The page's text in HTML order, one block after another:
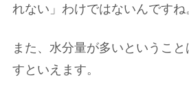
れない」わけではないんですね
また、水分量が多いというこ
すといえます。